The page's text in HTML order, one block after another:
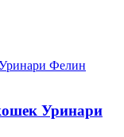
Уринари